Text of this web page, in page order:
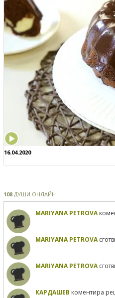
16.04.2020
108 ДУШИ ОНЛАЙН
MARIYANA PETROVA
MARIYANA PETROVA
MARIYANA PETROVA
КАРДАШЕВ коментира